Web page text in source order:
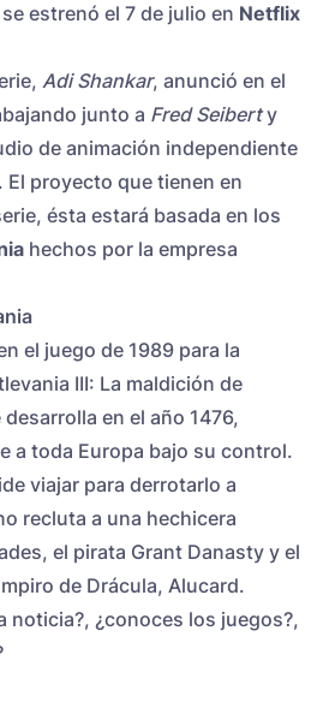
estrenó el 7 de julio en Netflix
Adi Shankar, anunció en el
junto a Fred Seiberty
de animación independiente
. El proyecto que tienen en
ésta estará basada en los
hechos por la empresa
el juego de 1989 para la
III: La maldición de
en el año 1476,
a toda Europa bajo su control.
viajar para derrotarlo a
recluta a una hechicera
el pirata Grant Danasty y el
de Drácula, Alucard.
noticia?, ¿conoces los juegos?,